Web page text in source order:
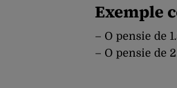
Exemple
– O pensie de
– O pensie de